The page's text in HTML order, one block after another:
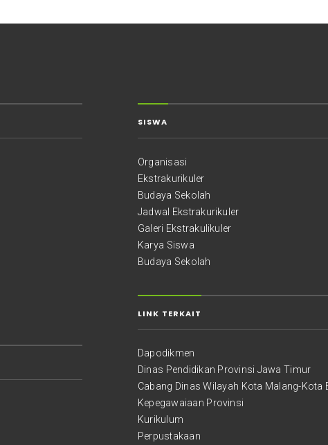
SISWA
Organisasi
Ekstrakurikuler
Budaya Sekolah
Jadwal Ekstrakurikuler
Galeri Ekstrakulikuler
Karya Siswa
Budaya Sekolah
LINK TERKAIT
Dapodikmen
Dinas Pendidikan Provinsi Jawa Timur
Cabang Dinas Wilayah Kota Malang-Kota
Kepegawaiaan Provinsi
Kurikulum
Perpustakaan